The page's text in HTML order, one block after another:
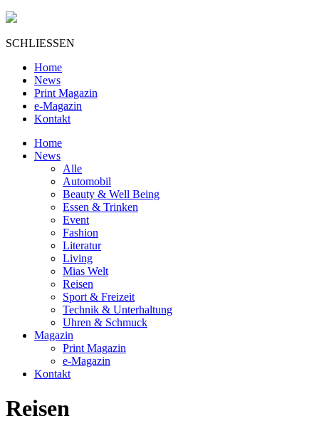
SCHLIESSEN
Home
News
Print Magazin
e-Magazin
Kontakt
Home
News
Alle
Automobil
Beauty & Well Being
Essen & Trinken
Event
Fashion
Literatur
Living
Mias Welt
Reisen
Sport & Freizeit
Technik & Unterhaltung
Uhren & Schmuck
Magazin
Print Magazin
e-Magazin
Kontakt
Reisen